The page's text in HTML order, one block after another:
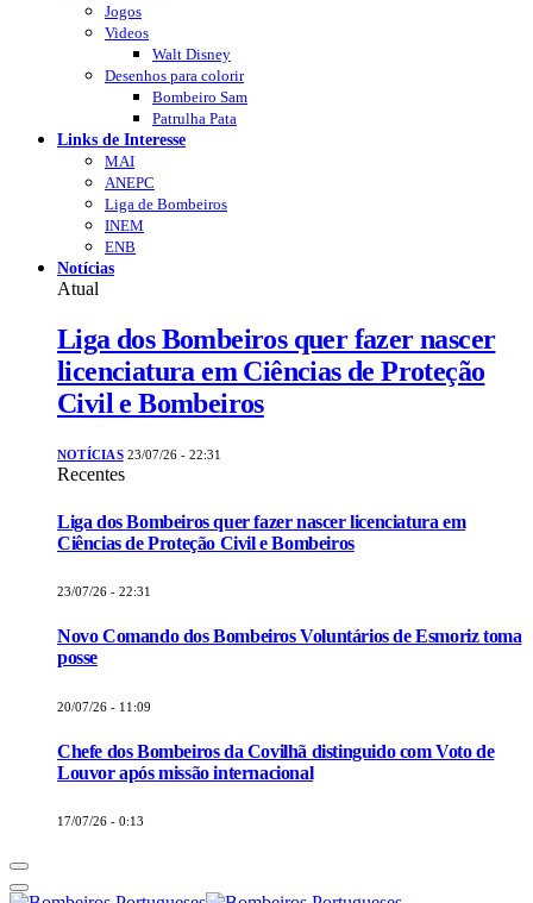
Jogos
Videos
Walt Disney
Desenhos para colorir
Bombeiro Sam
Patrulha Pata
Links de Interesse
MAI
ANEPC
Liga de Bombeiros
INEM
ENB
Notícias
Atual
Liga dos Bombeiros quer fazer nascer
licenciatura em Ciências de Proteção
Civil e Bombeiros
NOTÍCIAS 23/07/26 - 22:31
Recentes
Liga dos Bombeiros quer fazer nascer licenciatura em
Ciências de Proteção Civil e Bombeiros
23/07/26 - 22:31
Novo Comando dos Bombeiros Voluntários de Esmoriz toma
posse
20/07/26 - 11:09
Chefe dos Bombeiros da Covilhã distinguido com Voto de
Louvor após missão internacional
17/07/26 - 0:13